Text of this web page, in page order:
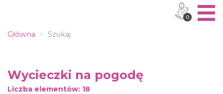
Główna Szukaj
Wycieczki na pogodę
Liczba elementów: 18
0